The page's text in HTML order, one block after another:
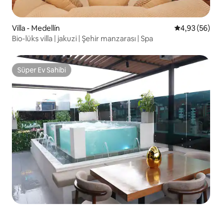
Villa - Medellín 5 üzerinden
4,93 (56)
Bio-lüks villa | jakuzi | Şehir manzarası | Spa
Süper Ev Sahibi
Süper Ev Sahibi